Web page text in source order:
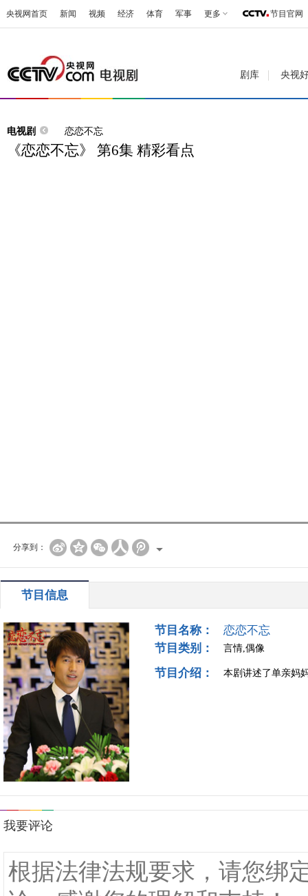
央视网首页 新闻 视频 经济 体育 军事 更多 节目官网
剧库 央视
电视剧 恋恋不忘
《恋恋不忘》 第6集 精彩看点
分享到：
节目信息
节目名称：
恋恋不忘
节目类别：
言情,偶像
节目介绍： 本剧讲述了单亲妈